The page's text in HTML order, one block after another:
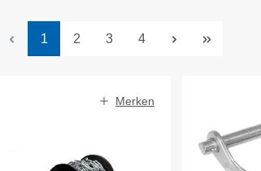
Seite
1 Seite
2 Seite
3 Seite
4
Merken